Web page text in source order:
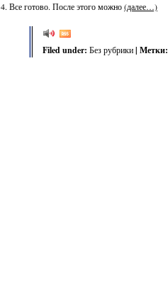
4. Все готово. После этого можно(далее…)
Filed under: Без рубрики| Метки: